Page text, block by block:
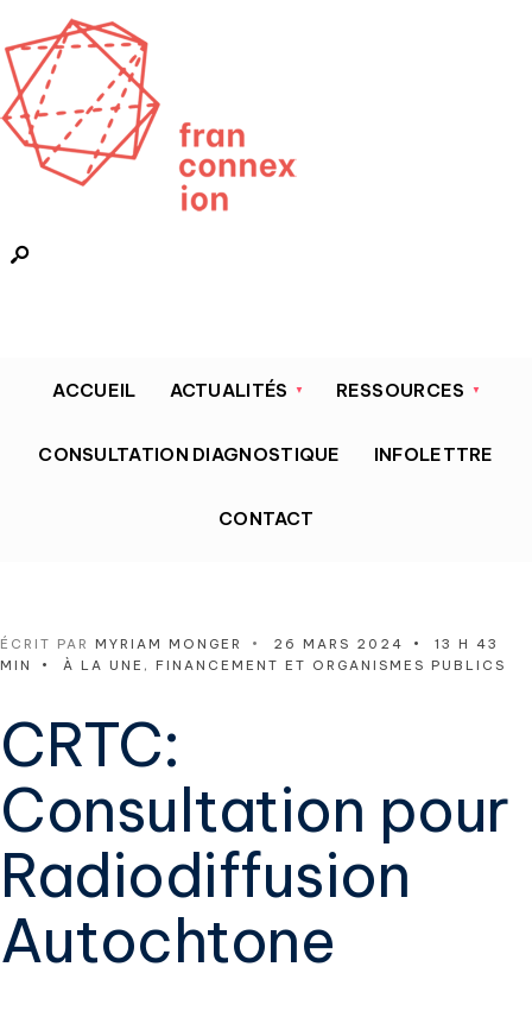
ACCUEIL ACTUALITÉS RESSOURCES
CONSULTATION DIAGNOSTIQUE INFOLETTRE
CONTACT
ÉCRIT PAR MYRIAM MONGER • 26 MARS 2024 •
13 H 43
MIN
• À LA UNE , FINANCEMENT ET ORGANISMES PUBLICS
CRTC:
Consultation pour
Radiodiffusion
Autochtone